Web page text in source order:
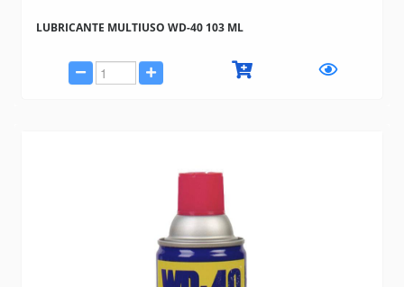
LUBRICANTE MULTIUSO WD-40 103 ML